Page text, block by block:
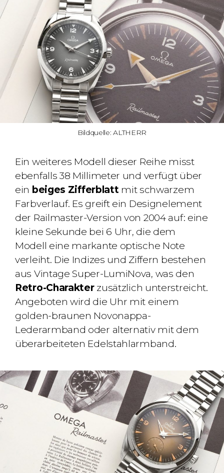
Bildquelle: ALTHERR
Ein weiteres Modell dieser Reihe misst
ebenfalls 38 Millimeter und verfügt über
ein beiges Zifferblatt mit schwarzem
Farbverlauf. Es greift ein Designelement
der Railmaster-Version von 2004 auf: eine
kleine Sekunde bei 6 Uhr, die dem
Modell eine markante optische Note
verleiht. Die Indizes und Ziffern bestehen
aus Vintage Super-LumiNova, was den
Retro-Charakter zusätzlich unterstreicht.
Angeboten wird die Uhr mit einem
golden-braunen Novonappa-
Lederarmband oder alternativ mit dem
überarbeiteten Edelstahlarmband.